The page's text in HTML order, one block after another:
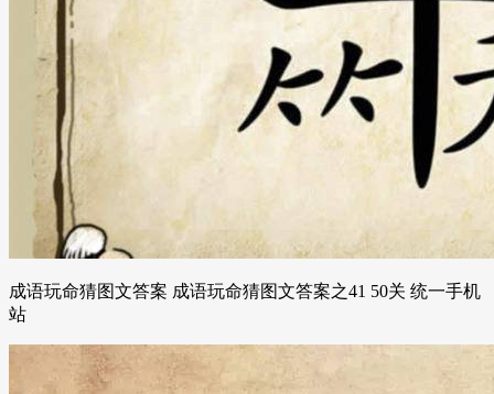
成语玩命猜图文答案 成语玩命猜图文答案之41 50关 统一手机
站